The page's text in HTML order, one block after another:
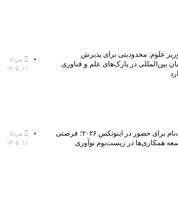
علوم: محدودیتی برای پذیرش
بین‌المللی در پارک‌های علم و فناوری
مرداد
۱۱, ۱۴۰۵
آغاز ثبت‌نام برای حضور در اینوتکس ۲۰۲۶؛ فرصتی
همکاری‌ها در زیست‌بوم نوآوری
مرداد
۱۱, ۱۴۰۵